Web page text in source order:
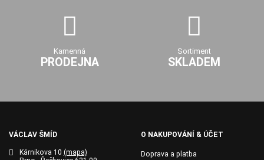
Kamenná
PRODEJNA
Sortiment
SKLADEM
VÁCLAV ŠMÍD
Kárnikova 10 (mapa)
O NAKUPOVÁNÍ & ÚČET
Doprava a platba